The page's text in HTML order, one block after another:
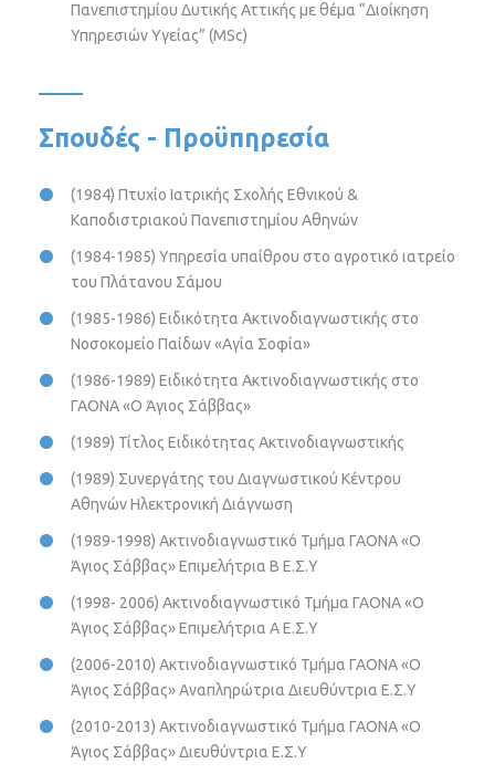
Πανεπιστημίου Δυτικής Αττικής με θέμα “Διοίκηση
Υπηρεσιών Υγείας” (MSc)
Σπουδές - Προϋπηρεσία
(1984) Πτυχίο Ιατρικής Σχολής Εθνικού &
Καποδιστριακού Πανεπιστημίου Αθηνών
(1984-1985) Yπηρεσία υπαίθρου στο αγροτικό ιατρείο
του Πλάτανου Σάμου
(1985-1986) Ειδικότητα Ακτινοδιαγνωστικής στο
Νοσοκομείο Παίδων «Αγία Σοφία»
(1986-1989) Ειδικότητα Ακτινοδιαγνωστικής στο
ΓΑΟΝΑ «Ο Άγιος Σάββας»
(1989) Τίτλος Ειδικότητας Ακτινοδιαγνωστικής
(1989) Συνεργάτης του Διαγνωστικού Κέντρου
Αθηνών Ηλεκτρονική Διάγνωση
(1989-1998) Ακτινοδιαγνωστικό Τμήμα ΓΑΟΝΑ «Ο
Άγιος Σάββας» Επιμελήτρια Β Ε.Σ.Υ
(1998- 2006) Ακτινοδιαγνωστικό Τμήμα ΓΑΟΝΑ «Ο
Άγιος Σάββας» Επιμελήτρια Α Ε.Σ.Υ
(2006-2010) Ακτινοδιαγνωστικό Τμήμα ΓΑΟΝΑ «Ο
Άγιος Σάββας» Αναπληρώτρια Διευθύντρια Ε.Σ.Υ
(2010-2013) Ακτινοδιαγνωστικό Τμήμα ΓΑΟΝΑ «Ο
Άγιος Σάββας» Διευθύντρια Ε.Σ.Υ